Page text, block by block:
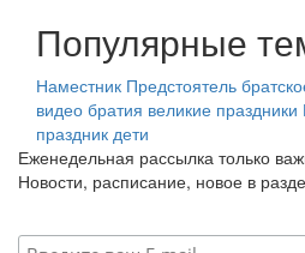
Популярные
Наместник Предстоятель
видео братия великие праздники
праздник дети
Еженедельная рассылка только
Новости, расписание, новое в